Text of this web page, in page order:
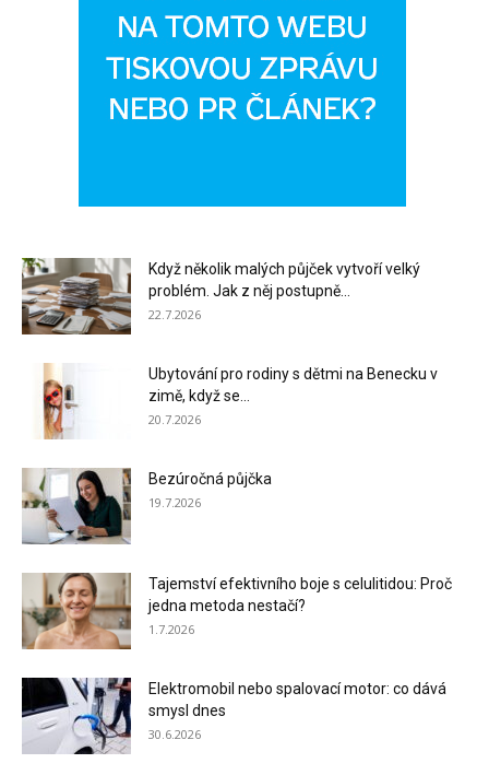
Když několik malých půjček vytvoří velký
problém. Jak z něj postupně...
22.7.2026
Ubytování pro rodiny s dětmi na Benecku v
zimě, když se...
20.7.2026
Bezúročná půjčka
19.7.2026
Tajemství efektivního boje s celulitidou: Proč
jedna metoda nestačí?
1.7.2026
Elektromobil nebo spalovací motor: co dává
smysl dnes
30.6.2026